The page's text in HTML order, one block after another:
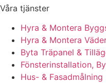
Våra tjänster
Hyra & Montera
Hyra & Montera
Byta Träpanel &
Fönsterinstallation,
Hus- & Fasadmålning